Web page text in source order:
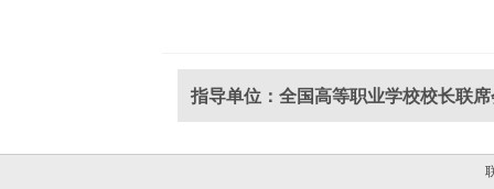
指导单位：全国高等职业学校校长联